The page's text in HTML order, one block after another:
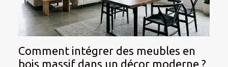
Comment intégrer des meubles en
bois massif dans un décor moderne ?